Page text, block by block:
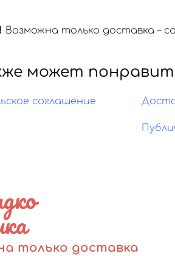
Возможна только доставка –
может
соглашение
только доставка